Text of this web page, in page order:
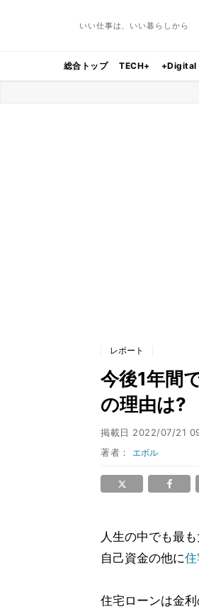
いい仕事は、いい暮らしから
総合トップ TECH+ +Digital
レポート
今後1年間
の理由は?
掲載日 2022/07/21
著者： エボル
人生の中でも最
自己資金の他に
住宅ローンは金